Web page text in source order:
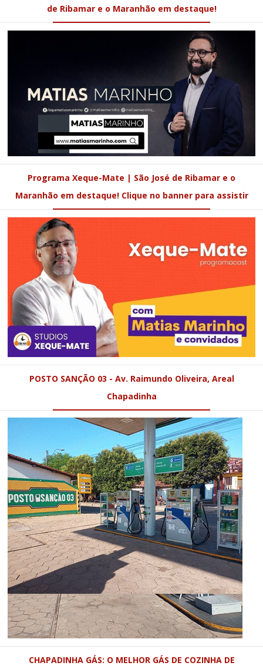
de Ribamar e o Maranhão em destaque!
Programa Xeque-Mate | São José de Ribamar e o
Maranhão em destaque! Clique no banner para assistir
POSTO SANÇÃO 03 - Av. Raimundo Oliveira, Areal
Chapadinha
CHAPADINHA GÁS: O MELHOR GÁS DE COZINHA DE